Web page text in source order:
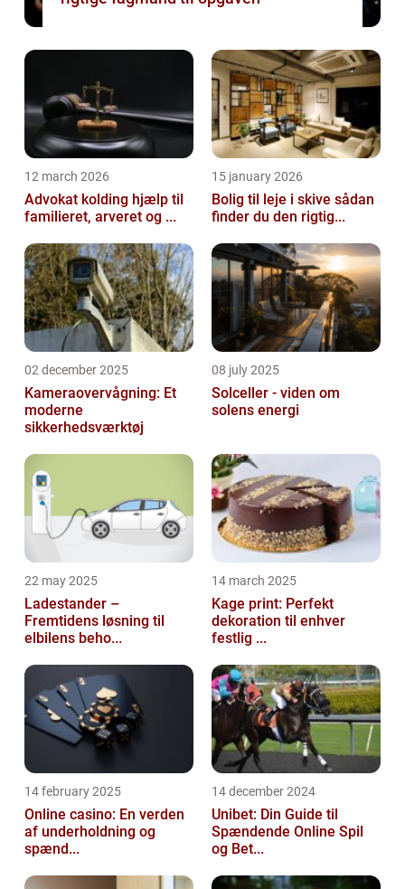
12 march 2026
Advokat kolding hjælp til
familieret, arveret og ...
15 january 2026
Bolig til leje i skive sådan
finder du den rigtig...
02 december 2025
Kameraovervågning: Et
moderne
sikkerhedsværktøj
08 july 2025
Solceller - viden om
solens energi
22 may 2025
Ladestander –
Fremtidens løsning til
elbilens beho...
14 march 2025
Kage print: Perfekt
dekoration til enhver
festlig ...
14 february 2025
Online casino: En verden
af underholdning og
spænd...
14 december 2024
Unibet: Din Guide til
Spændende Online Spil
og Bet...